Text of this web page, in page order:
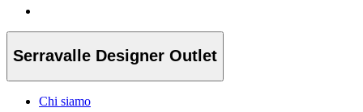
Serravalle Designer Outlet
Chi siamo